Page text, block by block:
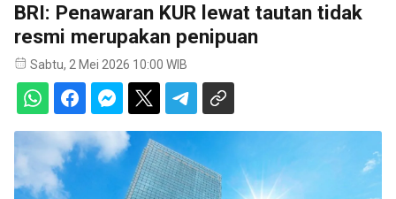
BRI: Penawaran KUR lewat tautan tidak
resmi merupakan penipuan
Sabtu, 2 Mei 2026 10:00 WIB